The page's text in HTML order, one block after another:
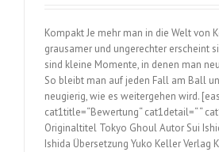
Kompakt Je mehr man in die Welt von
grausamer und ungerechter erscheint
sind kleine Momente, in denen man
So bleibt man auf jeden Fall am Ball
neugierig, wie es weitergehen wird.
cat1title=“Bewertung“ cat1detail=“ “
Originaltitel Tokyo Ghoul Autor Sui
Ishida Übersetzung Yuko Keller Verlag